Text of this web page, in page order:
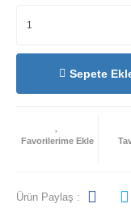
Sepete
Ürün Paylaş :